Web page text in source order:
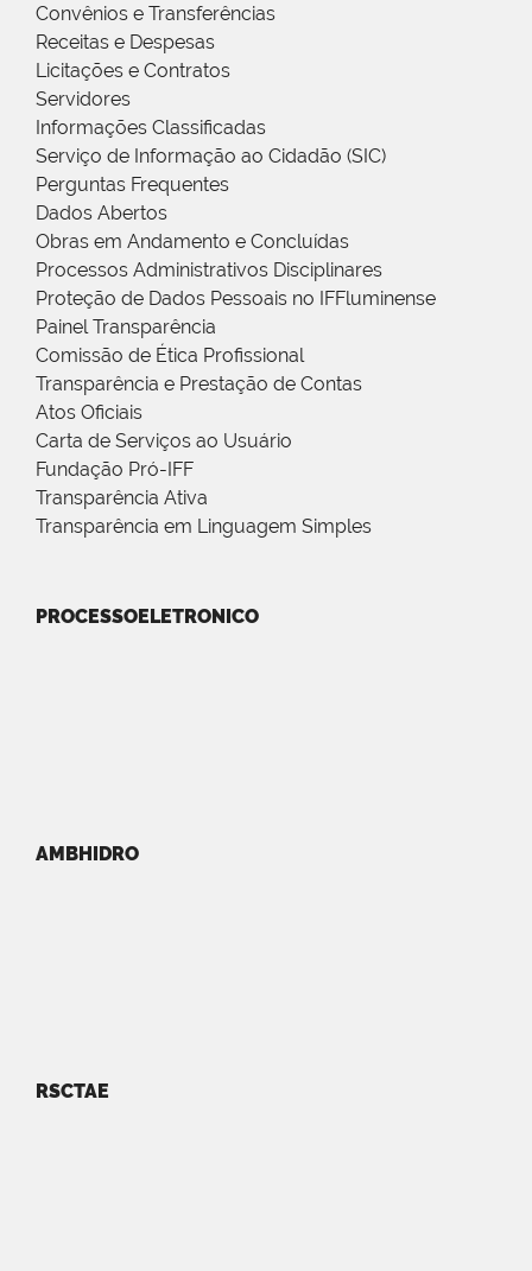
Convênios e Transferências
Receitas e Despesas
Licitações e Contratos
Servidores
Informações Classificadas
Serviço de Informação ao Cidadão (SIC)
Perguntas Frequentes
Dados Abertos
Obras em Andamento e Concluídas
Processos Administrativos Disciplinares
Proteção de Dados Pessoais no IFFluminense
Painel Transparência
Comissão de Ética Profissional
Transparência e Prestação de Contas
Atos Oficiais
Carta de Serviços ao Usuário
Fundação Pró-IFF
Transparência Ativa
Transparência em Linguagem Simples
PROCESSOELETRONICO
AMBHIDRO
RSCTAE